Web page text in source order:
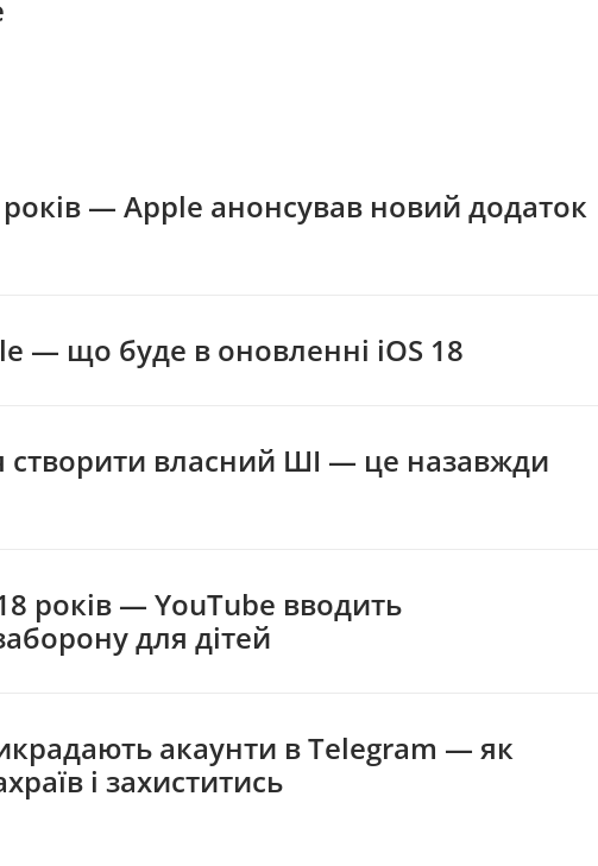
— Apple анонсував новий додаток
— що буде в оновленні iOS 18
створити власний ШІ — це назавжди
років — YouTube вводить
для дітей
акаунти в Telegram — як
і захиститись